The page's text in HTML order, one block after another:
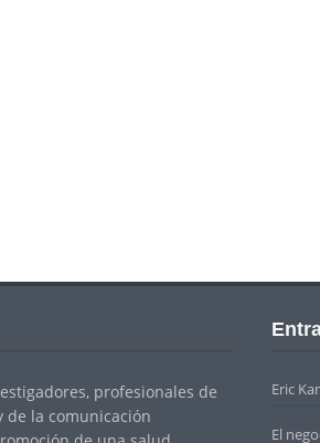
profesionales de
de la comunicación
Eric
El